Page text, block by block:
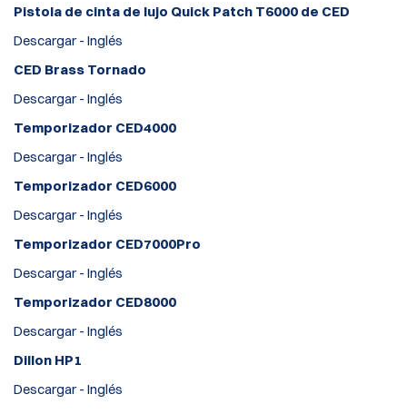
Pistola de cinta de lujo Quick Patch T6000 de CED
Descargar - Inglés
CED Brass Tornado
Descargar - Inglés
Temporizador CED4000
Descargar - Inglés
Temporizador CED6000
Descargar - Inglés
Temporizador CED7000Pro
Descargar - Inglés
Temporizador CED8000
Descargar - Inglés
Dillon HP1
Descargar - Inglés